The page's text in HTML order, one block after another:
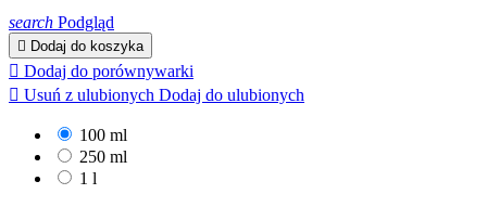
search Podgląd
 Dodaj do koszyka
 Dodaj do porównywarki
 Usuń z ulubionych Dodaj do ulubionych
100 ml
250 ml
1 l